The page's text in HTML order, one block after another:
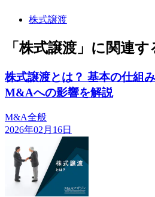
株式譲渡
「株式譲渡」に関連
株式譲渡とは？ 基本の仕組
M&Aへの影響を解説
M&A全般
2026年02月16日